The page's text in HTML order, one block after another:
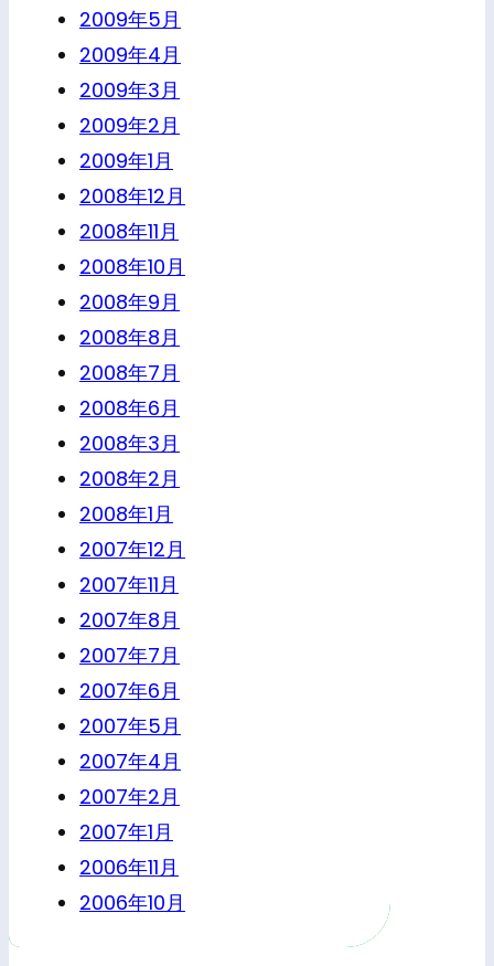
2009年5月
2009年4月
2009年3月
2009年2月
2009年1月
2008年12月
2008年11月
2008年10月
2008年9月
2008年8月
2008年7月
2008年6月
2008年3月
2008年2月
2008年1月
2007年12月
2007年11月
2007年8月
2007年7月
2007年6月
2007年5月
2007年4月
2007年2月
2007年1月
2006年11月
2006年10月